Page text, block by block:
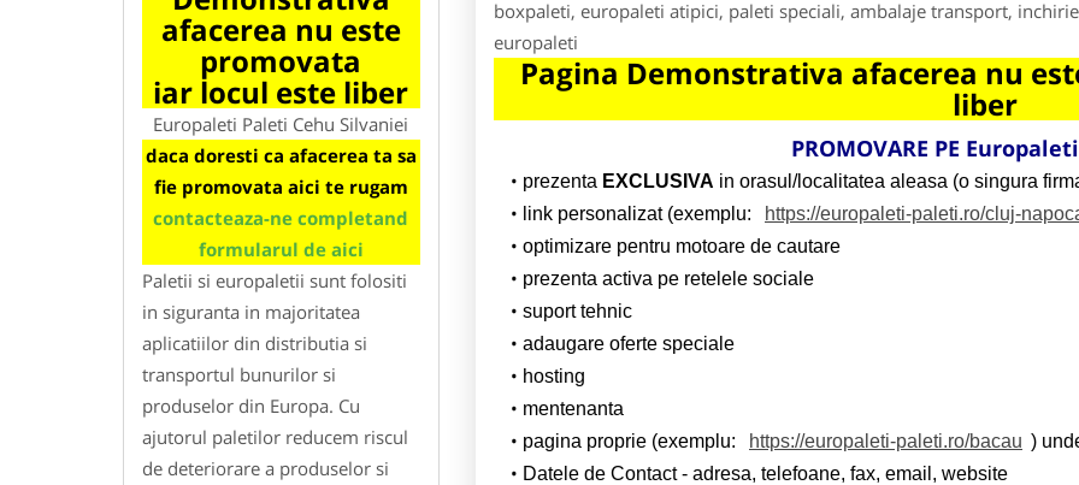
afacerea nu este
promovata
iar locul este liber
Europaleti Paleti Cehu Silvaniei
daca doresti ca afacerea ta sa
fie promovata aici te rugam
contacteaza-ne completand
formularul de aici
Paletii si europaletii sunt folositi
in siguranta in majoritatea
aplicatiilor din distributia si
transportul bunurilor si
produselor din Europa. Cu
ajutorul paletilor reducem riscul
de deteriorare a produselor si
boxpaleti, europaleti atipici, paleti speciali, ambalaje transport,
europaleti
Pagina Demonstrativa afacerea nu
liber
PROMOVARE PE
prezenta EXCLUSIVA in orasul/localitatea aleasa (o singura
link personalizat (exemplu:
https://europaleti-paleti.ro/cluj-
optimizare pentru motoare de cautare
prezenta activa pe retelele sociale
suport tehnic
adaugare oferte speciale
hosting
mentenanta
pagina proprie (exemplu:
https://europaleti-paleti.ro/bacau )
Datele de Contact - adresa, telefoane, fax, email, website